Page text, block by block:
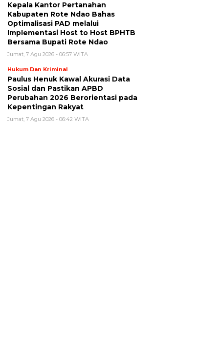
Kepala Kantor Pertanahan
Kabupaten Rote Ndao Bahas
Optimalisasi PAD melalui
Implementasi Host to Host BPHTB
Bersama Bupati Rote Ndao
Jumat, 7 Agu 2026 - 06:57 WITA
Hukum Dan Kriminal
Paulus Henuk Kawal Akurasi Data
Sosial dan Pastikan APBD
Perubahan 2026 Berorientasi pada
Kepentingan Rakyat
Jumat, 7 Agu 2026 - 06:42 WITA